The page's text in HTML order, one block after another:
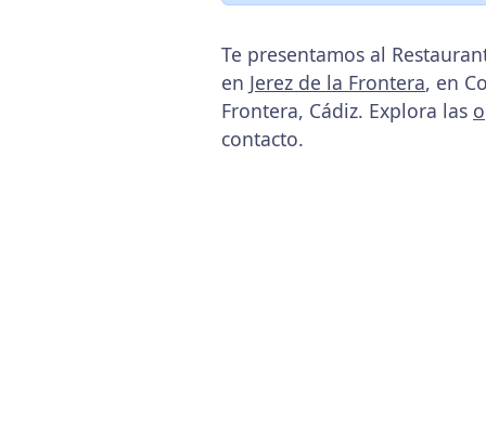
Te presentamos al
en Jerez de la Frontera, en
Frontera, Cádiz. Explora las
contacto.